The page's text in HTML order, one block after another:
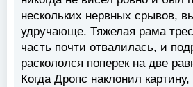
нескольких нервных срывов,
удручающе. Тяжелая рама
часть почти отвалилась, и
раскололся поперек на две
Когда Дропс наклонил